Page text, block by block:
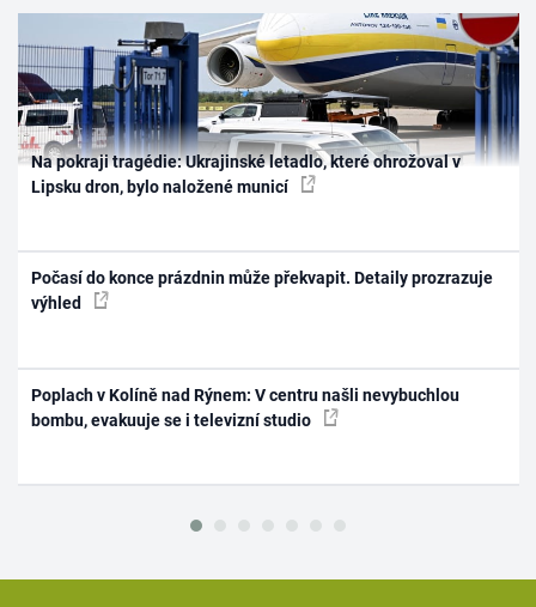
Na pokraji tragédie: Ukrajinské letadlo, které ohrožoval v
Lipsku dron, bylo naložené municí
Počasí do konce prázdnin může překvapit. Detaily prozrazuje
výhled
Poplach v Kolíně nad Rýnem: V centru našli nevybuchlou
bombu, evakuuje se i televizní studio